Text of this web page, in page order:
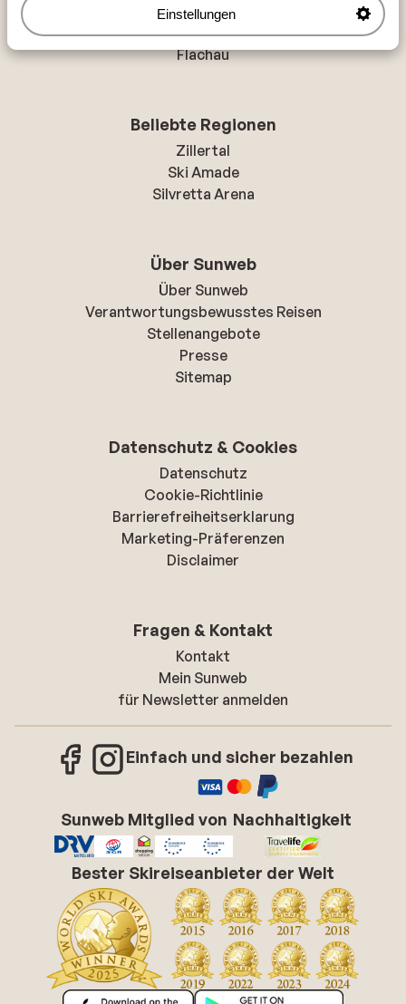
Einstellungen
Mayrhofen
Kaprun
Flachau
Beliebte Regionen
Zillertal
Ski Amade
Silvretta Arena
Über Sunweb
Über Sunweb
Verantwortungsbewusstes Reisen
Stellenangebote
Presse
Sitemap
Datenschutz & Cookies
Datenschutz
Cookie-Richtlinie
Barrierefreiheitserklarung
Marketing-Präferenzen
Disclaimer
Fragen & Kontakt
Kontakt
Mein Sunweb
für Newsletter anmelden
Einfach und sicher bezahlen
Sunweb Mitglied von Nachhaltigkeit
Bester Skireiseanbieter der Welt